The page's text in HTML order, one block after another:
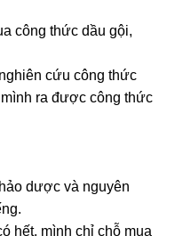
công thức dầu gội,
cứu công thức
ra được công thức
dược và nguyên
hết, mình chỉ chỗ mua